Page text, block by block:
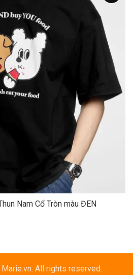
Nam Cổ Tròn màu ĐEN
All rights reserved.